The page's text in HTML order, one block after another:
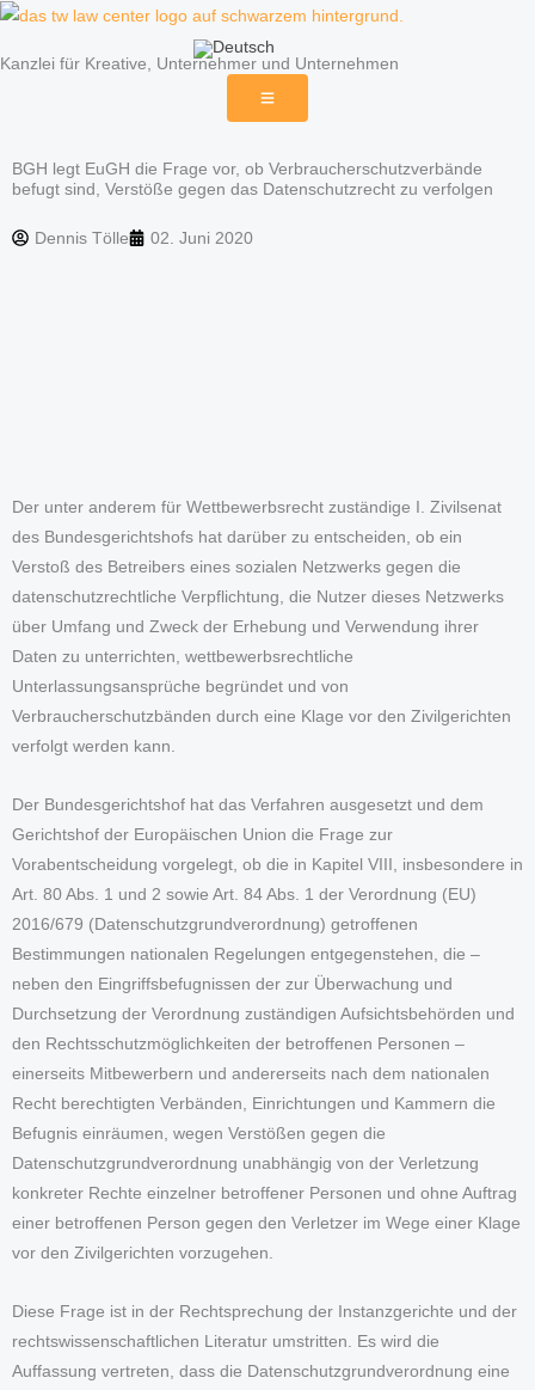
Zum
springen
Kanzlei für Kreative, Unternehmer und Unternehmen
BGH legt EuGH die Frage vor, ob Verbraucherschutzverbände
befugt sind, Verstöße gegen das Datenschutzrecht zu verfolgen
Dennis Tölle 02. Juni 2020
Der unter anderem für Wettbewerbsrecht zuständige I. Zivilsenat
des Bundesgerichtshofs hat darüber zu entscheiden, ob ein
Verstoß des Betreibers eines sozialen Netzwerks gegen die
datenschutzrechtliche Verpflichtung, die Nutzer dieses Netzwerks
über Umfang und Zweck der Erhebung und Verwendung ihrer
Daten zu unterrichten, wettbewerbsrechtliche
Unterlassungsansprüche begründet und von
Verbraucherschutzbänden durch eine Klage vor den Zivilgerichten
verfolgt werden kann.
Der Bundesgerichtshof hat das Verfahren ausgesetzt und dem
Gerichtshof der Europäischen Union die Frage zur
Vorabentscheidung vorgelegt, ob die in Kapitel VIII, insbesondere in
Art. 80 Abs. 1 und 2 sowie Art. 84 Abs. 1 der Verordnung (EU)
2016/679 (Datenschutzgrundverordnung) getroffenen
Bestimmungen nationalen Regelungen entgegenstehen, die –
neben den Eingriffsbefugnissen der zur Überwachung und
Durchsetzung der Verordnung zuständigen Aufsichtsbehörden und
den Rechtsschutzmöglichkeiten der betroffenen Personen –
einerseits Mitbewerbern und andererseits nach dem nationalen
Recht berechtigten Verbänden, Einrichtungen und Kammern die
Befugnis einräumen, wegen Verstößen gegen die
Datenschutzgrundverordnung unabhängig von der Verletzung
konkreter Rechte einzelner betroffener Personen und ohne Auftrag
einer betroffenen Person gegen den Verletzer im Wege einer Klage
vor den Zivilgerichten vorzugehen.
Diese Frage ist in der Rechtsprechung der Instanzgerichte und der
rechtswissenschaftlichen Literatur umstritten. Es wird die
Auffassung vertreten, dass die Datenschutzgrundverordnung eine